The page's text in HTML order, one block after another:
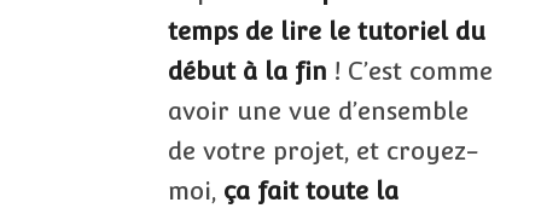
temps de lire le tutoriel du
début à la fin ! C’est comme
avoir une vue d’ensemble
de votre projet, et croyez-
moi, ça fait toute la